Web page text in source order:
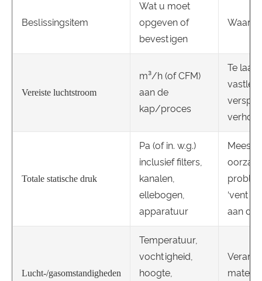
Beslissingsitem
Wat u moet
opgeven of
bevestigen
Vereiste luchtstroom
m³/h (of CFM)
aan de
kap/proces
Te laag
verspilt
Totale statische druk
Pa (of in. w.g.)
inclusief filters,
kanalen,
ellebogen,
apparatuur
Meest
aan de
Lucht-/gasomstandigheden
Temperatuur,
vochtigheid,
hoogte,